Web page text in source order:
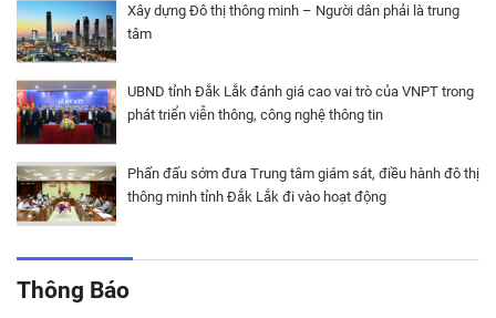
Xây dựng Đô thị thông minh – Người dân phải là trung
tâm
UBND tỉnh Đắk Lắk đánh giá cao vai trò của VNPT trong
phát triển viễn thông, công nghệ thông tin
Phấn đấu sớm đưa Trung tâm giám sát, điều hành đô thị
thông minh tỉnh Đắk Lắk đi vào hoạt động
Thông Báo